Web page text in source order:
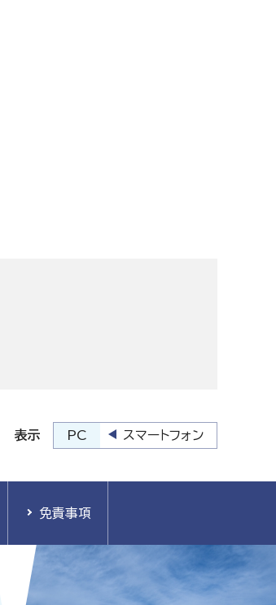
表示 PC スマートフォン
免責事項